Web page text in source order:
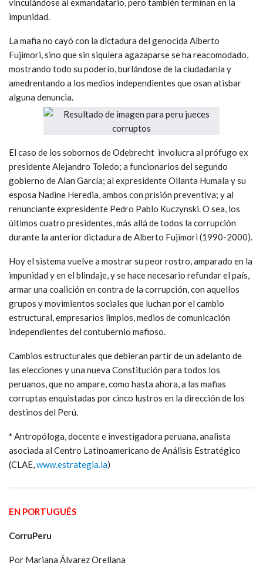
impunidad.
La mafia no cayó con la dictadura del genocida Alberto
Fujimori, sino que sin siquiera agazaparse se ha reacomodado,
mostrando todo su poderío, burlándose de la ciudadanía y
amedrentando a los medios independientes que osan atisbar
alguna denuncia.
El caso de los sobornos de Odebrecht involucra al prófugo ex
presidente Alejandro Toledo; a funcionarios del segundo
gobierno de Alan García; al expresidente Ollanta Humala y su
esposa Nadine Heredia, ambos con prisión preventiva; y al
renunciante expresidente Pedro Pablo Kuczynski. O sea, los
últimos cuatro presidentes, más allá de todos la corrupción
durante la anterior dictadura de Alberto Fujimori (1990-2000).
Hoy el sistema vuelve a mostrar su peor rostro, amparado en la
impunidad y en el blindaje, y se hace necesario refundar el país,
armar una coalición en contra de la corrupción, con aquellos
grupos y movimientos sociales que luchan por el cambio
estructural, empresarios limpios, medios de comunicación
independientes del contubernio mafioso.
Cambios estructurales que debieran partir de un adelanto de
las elecciones y una nueva Constitución para todos los
peruanos, que no ampare, como hasta ahora, a las mafias
corruptas enquistadas por cinco lustros en la dirección de los
destinos del Perú.
* Antropóloga, docente e investigadora peruana, analista
asociada al Centro Latinoamericano de Análisis Estratégico
(CLAE, www.estrategia.la)
EN PORTUGUÉS
CorruPeru
Por Mariana Álvarez Orellana